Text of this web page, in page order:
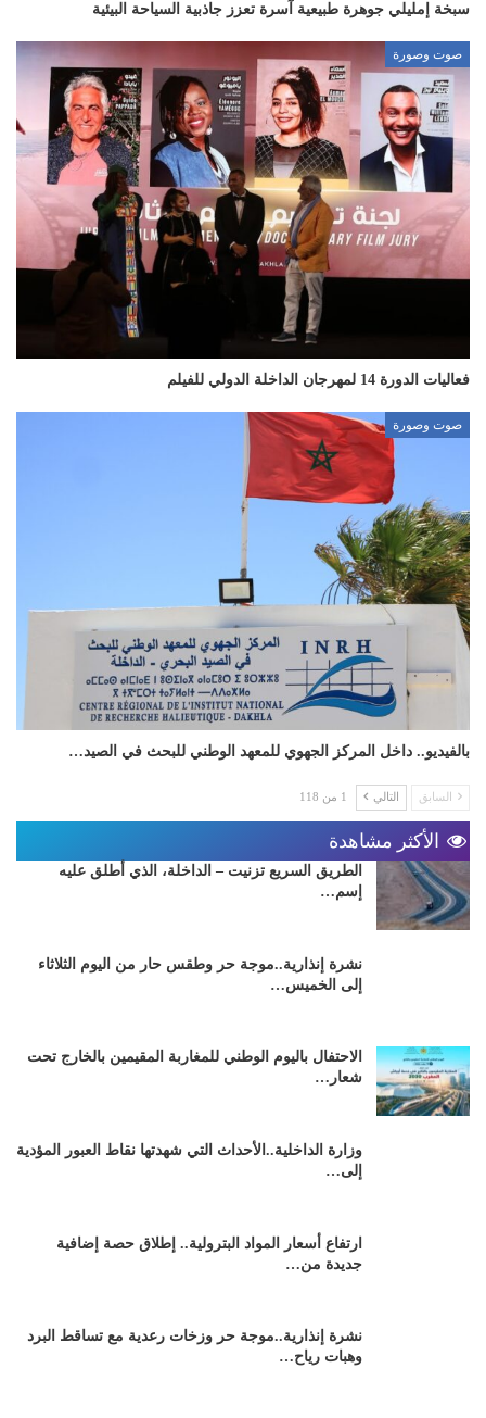
سبخة إمليلي جوهرة طبيعية آسرة تعزز جاذبية السياحة البيئية
صوت وصورة
فعاليات الدورة 14 لمهرجان الداخلة الدولي للفيلم
صوت وصورة
بالفيديو.. داخل المركز الجهوي للمعهد الوطني للبحث في الصيد…
السابق التالي 1 من 118
الأكثر مشاهدة
الطريق السريع تزنيت – الداخلة، الذي أطلق عليه
إسم…
نشرة إنذارية..موجة حر وطقس حار من اليوم الثلاثاء
إلى الخميس…
الاحتفال باليوم الوطني للمغاربة المقيمين بالخارج تحت
شعار…
وزارة الداخلية..الأحداث التي شهدتها نقاط العبور المؤدية
إلى…
ارتفاع أسعار المواد البترولية.. إطلاق حصة إضافية
جديدة من…
نشرة إنذارية..موجة حر وزخات رعدية مع تساقط البرد
وهبات رياح…